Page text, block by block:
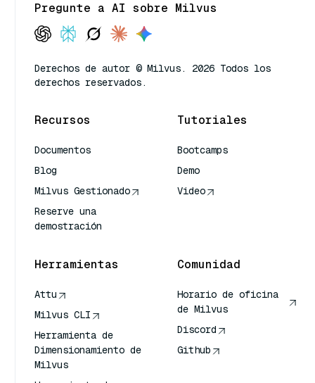
Pregunte a AI sobre Milvus
Derechos de autor © Milvus. 2026 Todos los
derechos reservados.
Recursos
Documentos
Blog
Milvus Gestionado
Reserve una
demostración
Tutoriales
Bootcamps
Demo
Video
Herramientas
Attu
Milvus CLI
Herramienta de
Dimensionamiento de
Milvus
Comunidad
Horario de oficina
de Milvus
Discord
Github